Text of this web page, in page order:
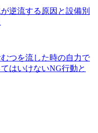
逆流する原因と設備別
つを流した時の自力で
はいけないNG行動と